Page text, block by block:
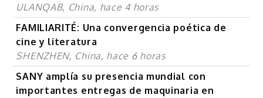
ULANQAB, China, hace 4 horas
FAMILIARITÉ: Una convergencia poética de
cine y literatura
SHENZHEN, China, hace 6 horas
SANY amplía su presencia mundial con
importantes entregas de maquinaria en